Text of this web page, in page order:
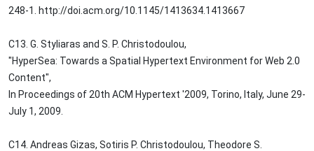
248-1. http://doi.acm.org/10.1145/1413634.1413667
C13. G. Styliaras and S. P. Christodoulou,
"HyperSea: Towards a Spatial Hypertext Environment for Web 2.0
Content",
In Proceedings of 20th ACM Hypertext '2009, Torino, Italy, June 29-
July 1, 2009.
C14. Andreas Gizas, Sotiris P. Christodoulou, Theodore S.